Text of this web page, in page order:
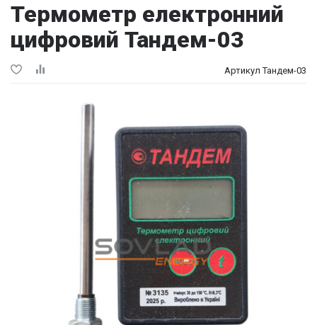
Термометр електронний
цифровий Тандем-03
Артикул Тандем-03